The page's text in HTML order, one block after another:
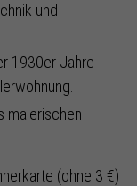
und
1930er Jahre
malerischen
(ohne 3 €)